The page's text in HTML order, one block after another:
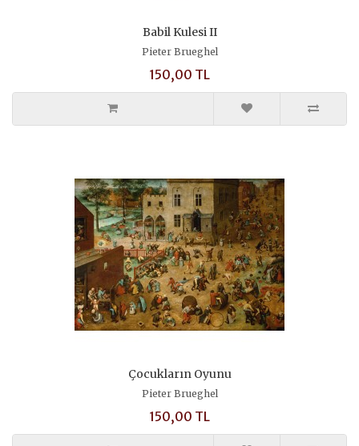
Babil Kulesi II
Pieter Brueghel
150,00 TL
Çocukların Oyunu
Pieter Brueghel
150,00 TL